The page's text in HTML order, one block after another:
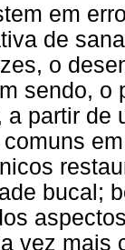
em
de
o
sendo, o
a partir
bucal;
vez mais